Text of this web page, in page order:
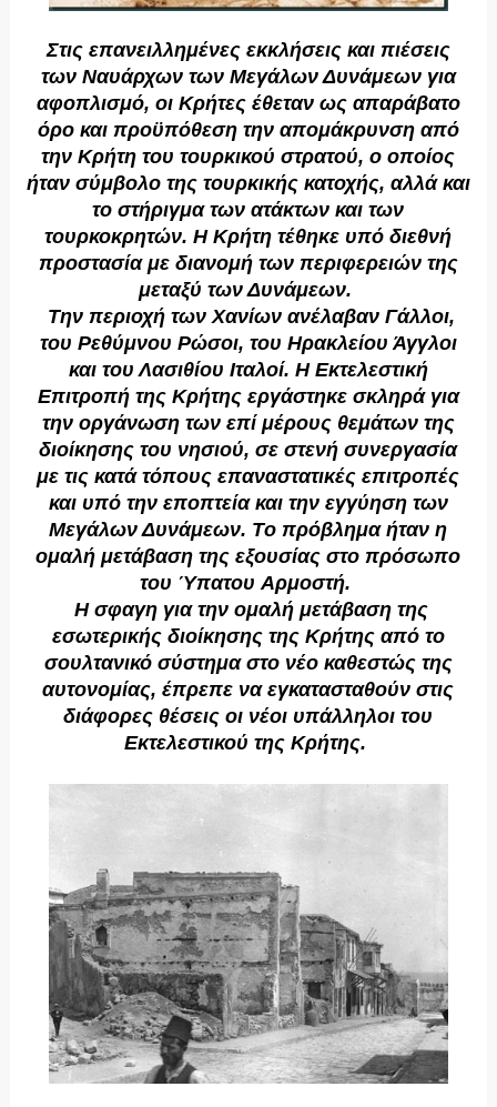
Στις επανειλλημένες εκκλήσεις και πιέσεις
των Nαυάρχων των Mεγάλων Δυνάμεων για
αφοπλισμό, οι Kρήτες έθεταν ως απαράβατο
όρο και προϋπόθεση την απομάκρυνση από
την Kρήτη του τουρκικού στρατού, ο οποίος
ήταν σύμβολο της τουρκικής κατοχής, αλλά και
το στήριγμα των ατάκτων και των
τουρκοκρητών. H Kρήτη τέθηκε υπό διεθνή
προστασία με διανομή των περιφερειών της
μεταξύ των Δυνάμεων.
Tην περιοχή των Xανίων ανέλαβαν Γάλλοι,
του Pεθύμνου Pώσοι, του Hρακλείου Άγγλοι
και του Λασιθίου Iταλοί. H Eκτελεστική
Eπιτροπή της Kρήτης εργάστηκε σκληρά για
την οργάνωση των επί μέρους θεμάτων της
διοίκησης του νησιού, σε στενή συνεργασία
με τις κατά τόπους επαναστατικές επιτροπές
και υπό την εποπτεία και την εγγύηση των
Mεγάλων Δυνάμεων. Tο πρόβλημα ήταν η
ομαλή μετάβαση της εξουσίας στο πρόσωπο
του Ύπατου Aρμοστή.
H σφαγη για την ομαλή μετάβαση της
εσωτερικής διοίκησης της Κρήτης από το
σουλτανικό σύστημα στο νέο καθεστώς της
αυτονομίας, έπρεπε να εγκατασταθούν στις
διάφορες θέσεις οι νέοι υπάλληλοι του
Eκτελεστικού της Kρήτης.